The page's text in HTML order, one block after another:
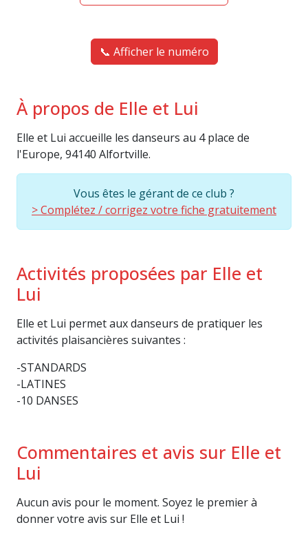
📞 Afficher le numéro
À propos de Elle et Lui
Elle et Lui accueille les danseurs au 4 place de
l'Europe, 94140 Alfortville.
Vous êtes le gérant de ce club ?
> Complétez / corrigez votre fiche gratuitement
Activités proposées par Elle et
Lui
Elle et Lui permet aux danseurs de pratiquer les
activités plaisancières suivantes :
-STANDARDS
-LATINES
-10 DANSES
Commentaires et avis sur Elle et
Lui
Aucun avis pour le moment. Soyez le premier à
donner votre avis sur Elle et Lui !